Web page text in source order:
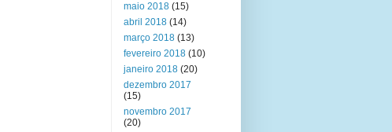
maio 2018 (15)
abril 2018 (14)
março 2018 (13)
fevereiro 2018 (10)
janeiro 2018 (20)
dezembro 2017
(15)
novembro 2017
(20)